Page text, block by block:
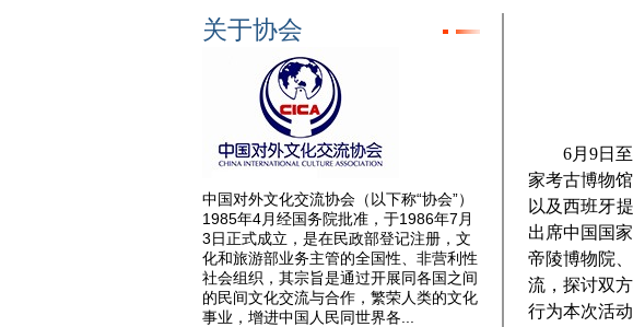
关于协会
中国对外文化交流协会（以下称“协会”）
1985年4月经国务院批准，于1986年7月
3日正式成立，是在民政部登记注册，文
化和旅游部业务主管的全国性、非营利性
社会组织，其宗旨是通过开展同各国之间
的民间文化交流与合作，繁荣人类的文化
事业，增进中国人民同世界各...
6月9日
家考古博物
以及西班牙
出席中国国
帝陵博物院
流，探讨双
行为本次活